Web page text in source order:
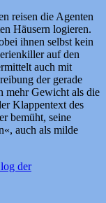
reisen die Agenten
Häusern logieren.
ihnen selbst kein
auf den
auch mit
der gerade
mehr Gewicht als die
Klappentext des
bemüht, seine
auch als milde
der